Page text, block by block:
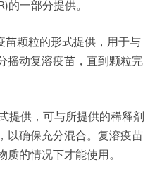
的一部分提供。
颗粒的形式提供，用于与
摇动复溶疫苗，直到颗粒完
提供，可与所提供的稀释剂
以确保充分混合。复溶疫苗
的情况下才能使用。